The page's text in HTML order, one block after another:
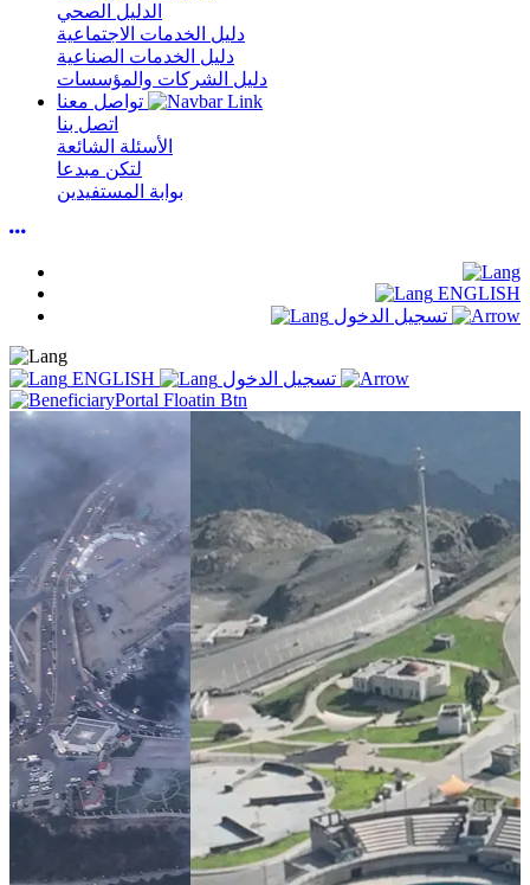
الدليل الصحي
دليل الخدمات الاجتماعية
دليل الخدمات الصناعية
دليل الشركات والمؤسسات
اتصل بنا
الأسئلة الشائعة
لتكن مبدعا
بوابة المستفيدين
ENGLISH
تسجيل الدخول
ENGLISH تسجيل الدخول